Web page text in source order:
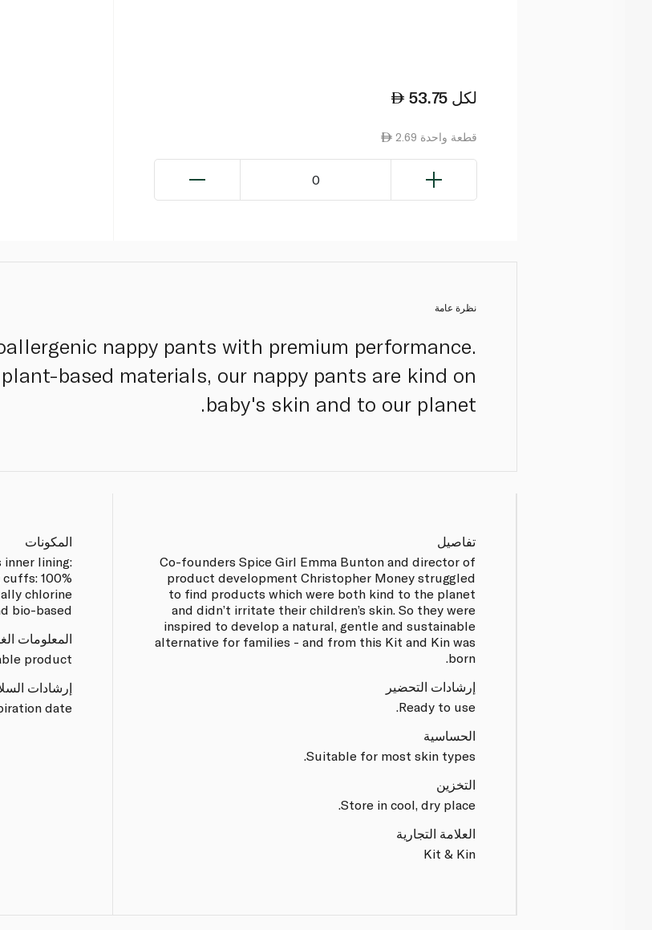
53.75 لكل
2.69 قطعة واحدة
0
نظرة عامة
nappy pants with premium performance.
based materials, our nappy pants are kind on
baby's skin and to our planet.
تفاصيل
Co-founders Spice Girl Emma Bunton and director of
product development Christopher Money struggled
to find products which were both kind to the planet
and didn’t irritate their children’s skin. So they were
inspired to develop a natural, gentle and sustainable
alternative for families - and from this Kit and Kin was
born.
إرشادات التحضير
Ready to use.
الحساسية
Suitable for most skin types.
التخزين
Store in cool, dry place.
العلامة التجارية
Kit & Kin
المكونات
inner lining:
100%
chlorine
bio-based.
المعلومات
product.
إرشادات
date.